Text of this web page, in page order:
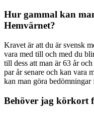
Hur gammal kan
Hemvärnet?
Kravet är att du är svensk
vara med till och med du
till dess att man är 63 år
par år senare och kan vara
kan man göra
Behöver jag körkort